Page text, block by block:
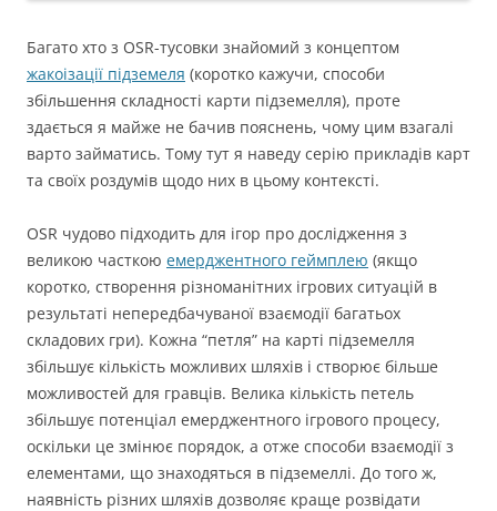
Багато хто з OSR-тусовки знайомий з концептом
жакоізації підземеля (коротко кажучи, способи
збільшення складності карти підземелля), проте
здається я майже не бачив пояснень, чому цим взагалі
варто займатись. Тому тут я наведу серію прикладів карт
та своїх роздумів щодо них в цьому контексті.
OSR чудово підходить для ігор про дослідження з
великою часткою емерджентного геймплею (якщо
коротко, створення різноманітних ігрових ситуацій в
результаті непередбачуваної взаємодії багатьох
складових гри). Кожна “петля” на карті підземелля
збільшує кількість можливих шляхів і створює більше
можливостей для гравців. Велика кількість петель
збільшує потенціал емерджентного ігрового процесу,
оскільки це змінює порядок, а отже способи взаємодії з
елементами, що знаходяться в підземеллі. До того ж,
наявність різних шляхів дозволяє краще розвідати